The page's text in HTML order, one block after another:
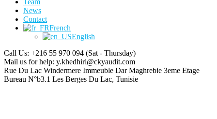
Team
News
Contact
French
English
Call Us: +216 55 970 094 (Sat - Thursday)
Mail us for help: y.khedhiri@ckyaudit.com
Rue Du Lac Windermere Immeuble Dar Maghrebie 3eme Etage
Bureau N°b3.1 Les Berges Du Lac, Tunisie